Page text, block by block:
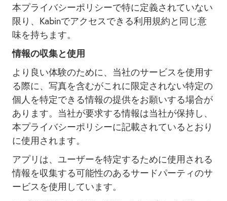
本プライバシーポリシーで特に定義されていない
限り、Kabinでアクセスできる利用規約と同じ意
味を持ちます。
情報の収集と使用
より良い体験のために、当社のサービスを使用す
る際に、写真を含むがこれに限定されない特定の
個人を特定できる情報の提供をお願いする場合が
あります。当社が要求する情報は当社が保持し、
本プライバシーポリシーに記載されているとおり
に使用されます。
アプリは、ユーザーを特定するために使用される
情報を収集する可能性のあるサードパーティのサ
ービスを使用しています。